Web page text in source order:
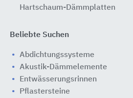
Hartschaum-Dämmplatten
Beliebte Suchen
Abdichtungssysteme
Akustik-Dämmelemente
Entwässerungsrinnen
Pflastersteine